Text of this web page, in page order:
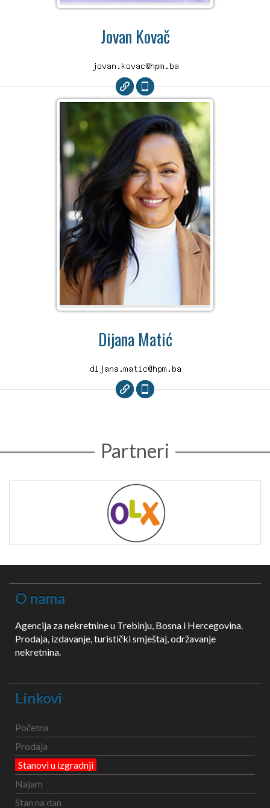
Jovan Kovač
Dijana Matić
Partneri
O nama
Agencija za nekretnine u Trebinju, Bosna i Hercegovina.
Prodaja, izdavanje, turistički smještaj, održavanje
nekretnina.
Linkovi
Početna
Prodaja
Stanovi u izgradnji
Najam
Stan na dan